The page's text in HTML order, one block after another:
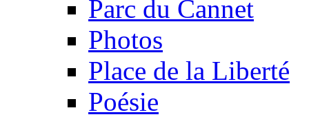
Parc du Cannet
Photos
Place de la Liberté
Poésie